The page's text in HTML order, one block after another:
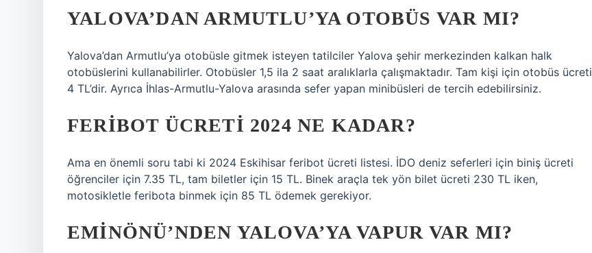
YALOVA’DAN ARMUTLU’YA OTOBÜS VAR MI?
Yalova’dan Armutlu’ya otobüsle gitmek isteyen tatilciler Yalova şehir merkezinden kalkan halk
otobüslerini kullanabilirler. Otobüsler 1,5 ila 2 saat aralıklarla çalışmaktadır. Tam kişi için otobüs ücreti
4 TL’dir. Ayrıca İhlas-Armutlu-Yalova arasında sefer yapan minibüsleri de tercih edebilirsiniz.
FERIBOT ÜCRETI 2024 NE KADAR?
Ama en önemli soru tabi ki 2024 Eskihisar feribot ücreti listesi. İDO deniz seferleri için biniş ücreti
öğrenciler için 7.35 TL, tam biletler için 15 TL. Binek araçla tek yön bilet ücreti 230 TL iken,
motosikletle feribota binmek için 85 TL ödemek gerekiyor.
EMINÖNÜ’NDEN YALOVA’YA VAPUR VAR MI?